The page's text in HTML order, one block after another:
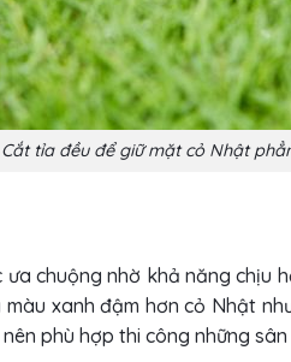
Cắt tỉa đều để giữ mặt cỏ Nhật
chuộng nhờ khả năng chịu
xanh đậm hơn cỏ Nhật
phù hợp thi công những